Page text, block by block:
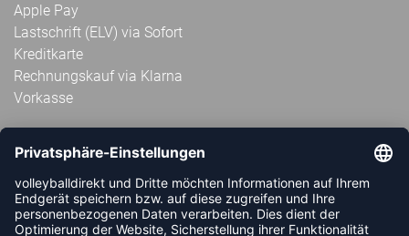
Apple Pay
Lastschrift (ELV) via Sofort
Kreditkarte
Rechnungskauf via Klarna
Vorkasse
ABONNIERE JETZT DEN KOSTENLOSEN
VOLLEYBALLDIREKT-NEWSLETTER UND VERPASSE KEINE
NEUIGKEIT ODER AKTION MEHR.